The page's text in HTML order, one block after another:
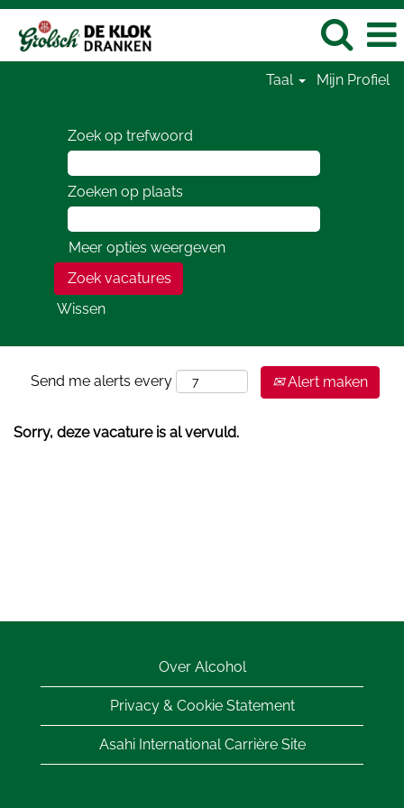
Taal Mijn Profiel
Zoek op trefwoord
Zoeken op plaats
Meer opties weergeven
Wissen
Send me alerts every Alert maken
Sorry, deze vacature is al vervuld.
Over Alcohol
Privacy & Cookie Statement
Asahi International Carrière Site